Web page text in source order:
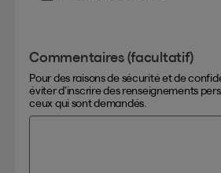
Commentaires (facultatif)
Pour des raisons de sécurité et de
éviter d’inscrire des renseignements
ceux qui sont demandés.